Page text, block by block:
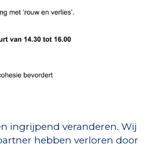
ingrijpend veranderen. Wij
hebben verloren door